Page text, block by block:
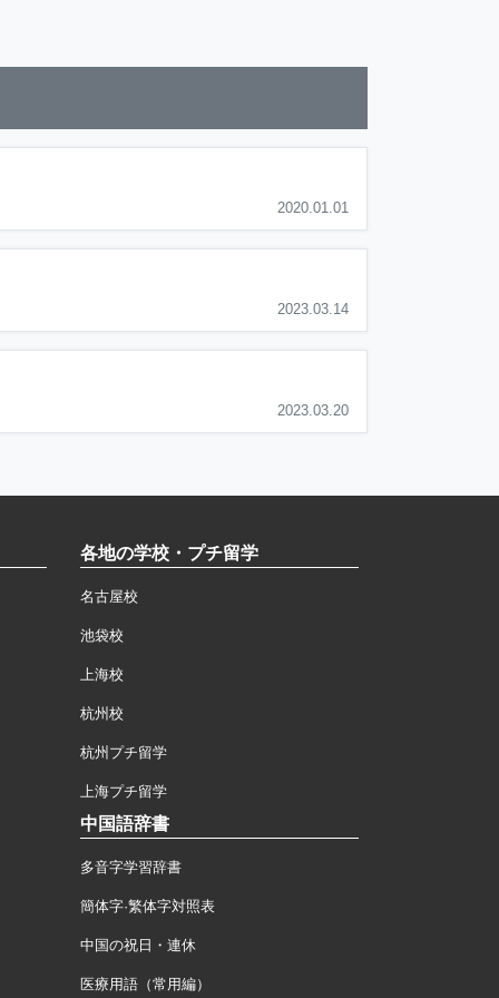
2020.01.01
2023.03.14
2023.03.20
各地の学校・プチ留学
名古屋校
池袋校
上海校
杭州校
杭州プチ留学
上海プチ留学
中国語辞書
多音字学習辞書
簡体字·繁体字対照表
中国の祝日・連休
医療用語（常用編）